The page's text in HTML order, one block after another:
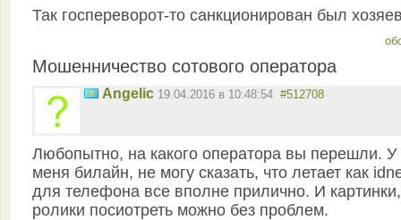
Так госпереворот-то санкционирован был
Мошенничество сотового оператора
Angelic 19.04.2016 в 10:48:54 #512708
Любопытно, на какого оператора вы перешли. У
меня билайн, не могу сказать, что летает как
для телефона все вполне прилично. И
ролики посиотреть можно без проблем.